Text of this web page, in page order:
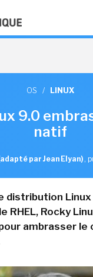
OS / LINUX
9.0
natif
par Jean Elyan) ,
distribution
RHEL, Rocky
ambrasser le